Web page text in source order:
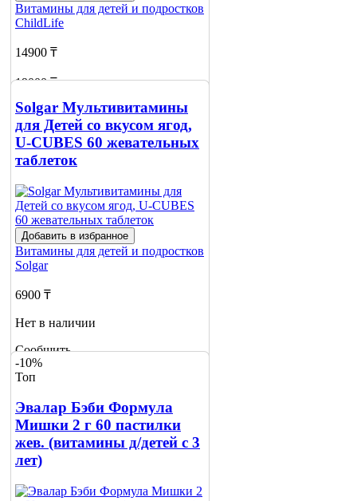
Витамины для детей и подростков
ChildLife
14900 ₸
19000 ₸
Добавить в корзину
Solgar Мультивитамины
для Детей со вкусом ягод,
U-CUBES 60 жевательных
таблеток
Добавить в избранное
Витамины для детей и подростков
Solgar
6900 ₸
Нет в наличии
Сообщить
о наличии
-10%
Топ
Эвалар Бэби Формула
Мишки 2 г 60 пастилки
жев. (витамины д/детей с 3
лет)